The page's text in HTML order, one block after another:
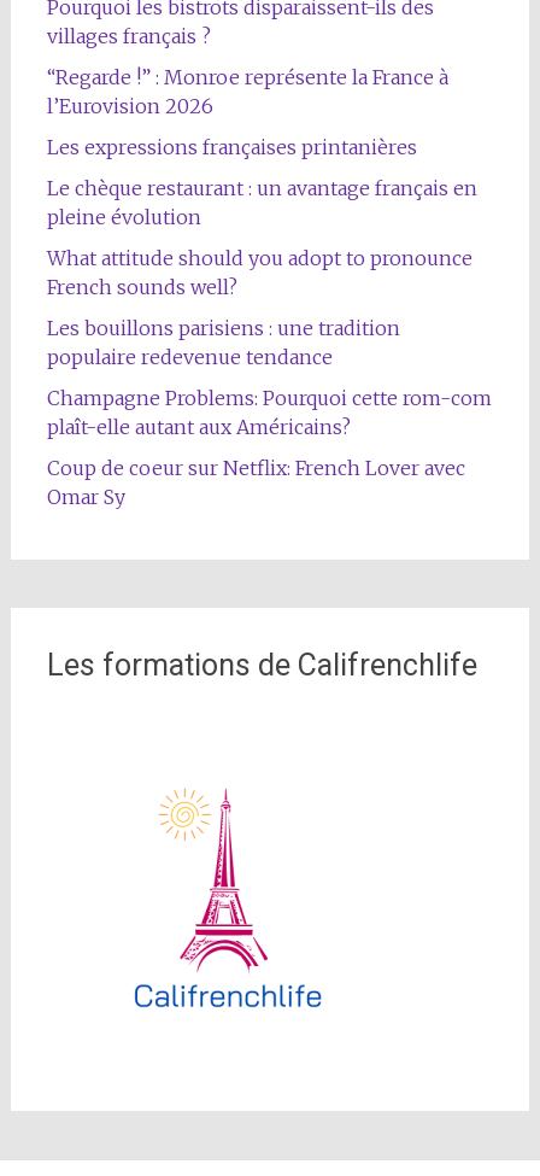
Pourquoi les bistrots disparaissent-ils des
villages français ?
“Regarde !” : Monroe représente la France à
l’Eurovision 2026
Les expressions françaises printanières
Le chèque restaurant : un avantage français en
pleine évolution
What attitude should you adopt to pronounce
French sounds well?
Les bouillons parisiens : une tradition
populaire redevenue tendance
Champagne Problems: Pourquoi cette rom-com
plaît-elle autant aux Américains?
Coup de coeur sur Netflix: French Lover avec
Omar Sy
Les formations de Califrenchlife